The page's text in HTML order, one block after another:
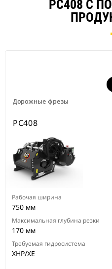
PC408 С
Дорожные фрезы
PC408
Рабочая ширина
750 мм
Максимальная глубина резки
170 мм
Требуемая гидросистема
XHP/XE